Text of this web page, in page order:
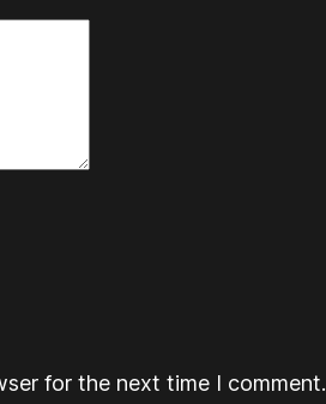
for the next time I comment.